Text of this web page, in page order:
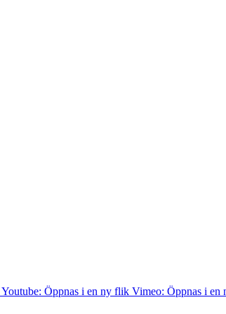
Youtube: Öppnas i en ny flik Vimeo: Öppnas i en